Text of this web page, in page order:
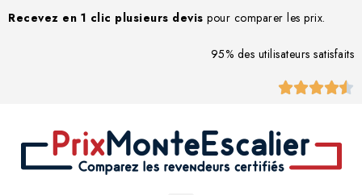
Recevez en 1 clic plusieurs devis pour comparer les prix.
95% des utilisateurs satisfaits
